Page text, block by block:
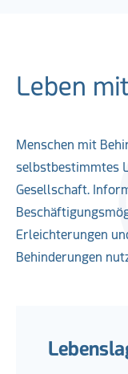
Leben
Menschen mit
selbstbestimmtes
Gesellschaft.
Erleichterungen
Behinderungen